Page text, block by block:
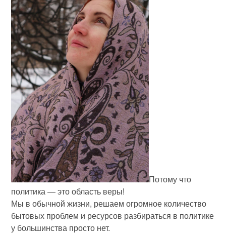
Потому что
политика — это область веры!
Мы в обычной жизни, решаем огромное количество
бытовых проблем и ресурсов разбираться в политике
у большинства просто нет.